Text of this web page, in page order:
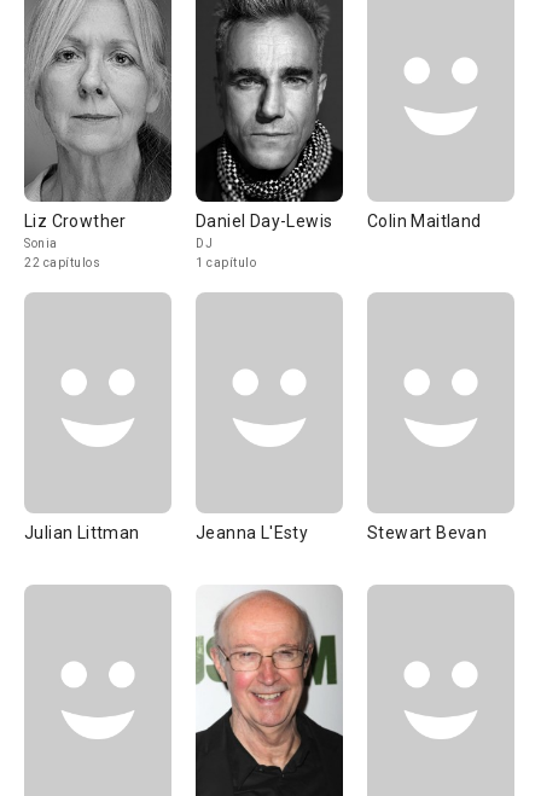
Liz Crowther
Sonia
22 capítulos
Daniel Day-Lewis
DJ
1 capítulo
Colin Maitland
Julian Littman Jeanna L'Esty Stewart Bevan